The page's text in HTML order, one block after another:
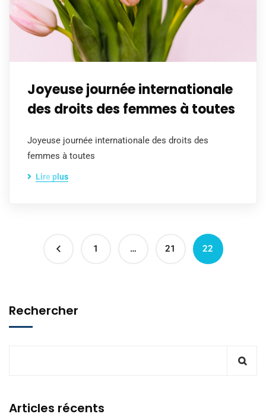
Joyeuse journée internationale
des droits des femmes à toutes
Joyeuse journée internationale des droits des
femmes à toutes
Lire plus
1 … 21 22
Rechercher
Articles récents